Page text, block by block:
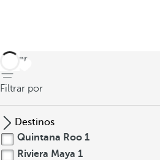
volver
Filtrar por
Destinos
Quintana Roo 1
Riviera Maya 1